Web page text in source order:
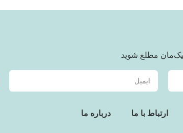
نیک‌مان مطلع شوید
ارتباط با ما درباره ما